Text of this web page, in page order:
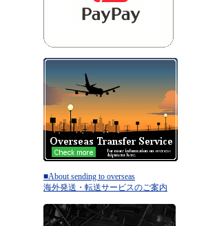
■About sending to overseas
海外発送・転送サービスのご案内